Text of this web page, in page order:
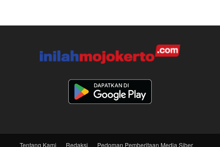
Tentang Kami Redaksi Pedoman Pemberitaan Media Siber